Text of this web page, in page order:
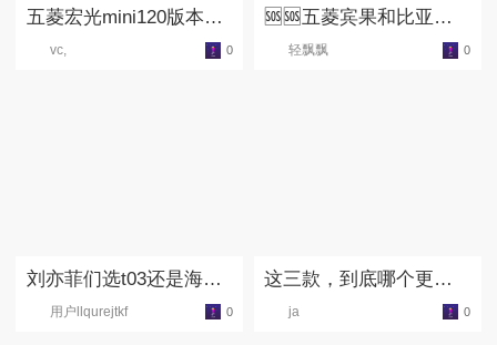
五菱宏光mini120版本公
里跑高速
vc, 0
🆘🆘五菱宾果和比亚迪
海豚极限二选一？？
轻飘飘 0
刘亦菲们选t03还是海
豚！？
用户llqurejtkf 0
这三款，到底哪个更好
呢？
ja 0